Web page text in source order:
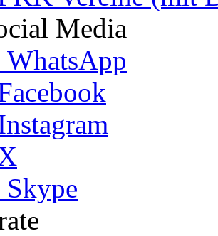
Media
WhatsApp
Skype